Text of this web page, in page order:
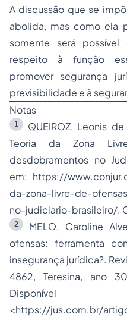
A discussão que se
abolida, mas como ela
somente será
respeito à função
promover segurança
previsibilidade e à
Notas
1
QUEIROZ, Leonis
Teoria da Zona
desdobramentos no
em: https://
da-zona-livre-de-
no-judiciario-brasileiro/.
2
MELO, Caroline
ofensas: ferramenta
insegurança jurídica?.
4862, Teresina, ano
<https://jus.com.br/